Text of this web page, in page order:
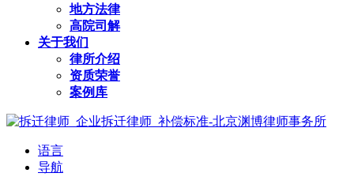
地方法律
高院司解
关于我们
律所介绍
资质荣誉
案例库
语言
导航